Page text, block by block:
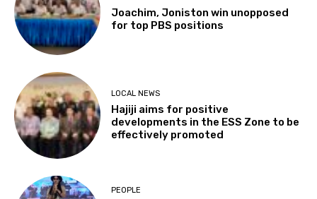
Joachim, Joniston win unopposed
for top PBS positions
LOCAL NEWS
Hajiji aims for positive
developments in the ESS Zone to be
effectively promoted
PEOPLE